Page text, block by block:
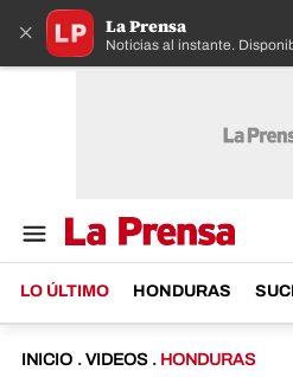
× La Prensa
Noticias al instante.
LO ÚLTIMO HONDURAS
INICIO . VIDEOS . HONDURAS